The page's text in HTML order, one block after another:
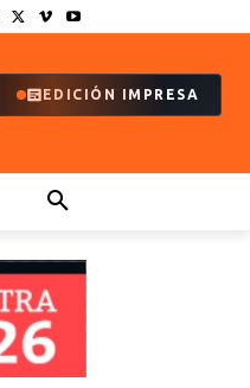
EDICIÓN IMPRESA